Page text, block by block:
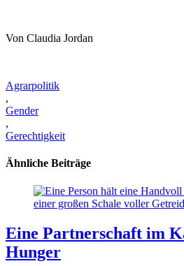
Von Claudia Jordan
Agrarpolitik
,
Gender
,
Gerechtigkeit
Ähnliche Beiträge
Eine Partnerschaft im
Hunger